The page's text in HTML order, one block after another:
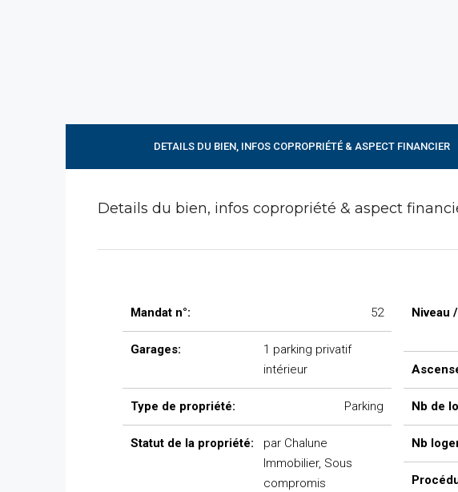
DETAILS DU BIEN, INFOS COPROPRIÉTÉ & ASPECT FINANCIER
Details du bien, infos copropriété & aspect
Mandat n°: 52
Garages:
1 parking privatif
intérieur
Type de propriété: Parking
Statut de la propriété:
par Chalune
Immobilier, Sous
compromis
Niveau
Nb de
Nb